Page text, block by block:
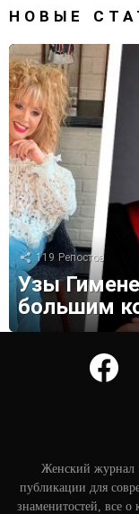
НОВЫЕ
119 Репостов
Узы
большим
Женский журнал
публикации для
знаменитостей, все о